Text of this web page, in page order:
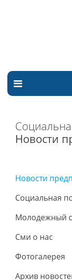
Новости
Новости
Социальная
Молодежный
Сми о нас
Фотогалерея
Архив